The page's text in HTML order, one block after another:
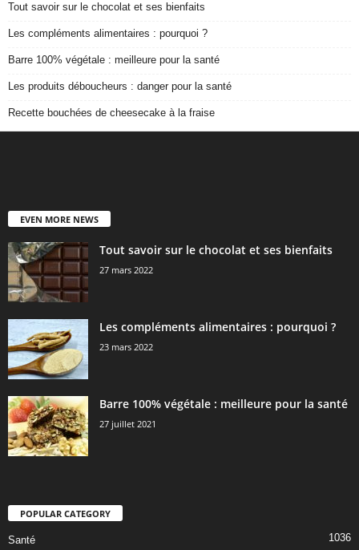
Tout savoir sur le chocolat et ses bienfaits
Les compléments alimentaires : pourquoi ?
Barre 100% végétale : meilleure pour la santé
Les produits déboucheurs : danger pour la santé
Recette bouchées de cheesecake à la fraise
EVEN MORE NEWS
Tout savoir sur le chocolat et ses bienfaits
27 mars 2022
Les compléments alimentaires : pourquoi ?
23 mars 2022
Barre 100% végétale : meilleure pour la santé
27 juillet 2021
POPULAR CATEGORY
Santé 1036